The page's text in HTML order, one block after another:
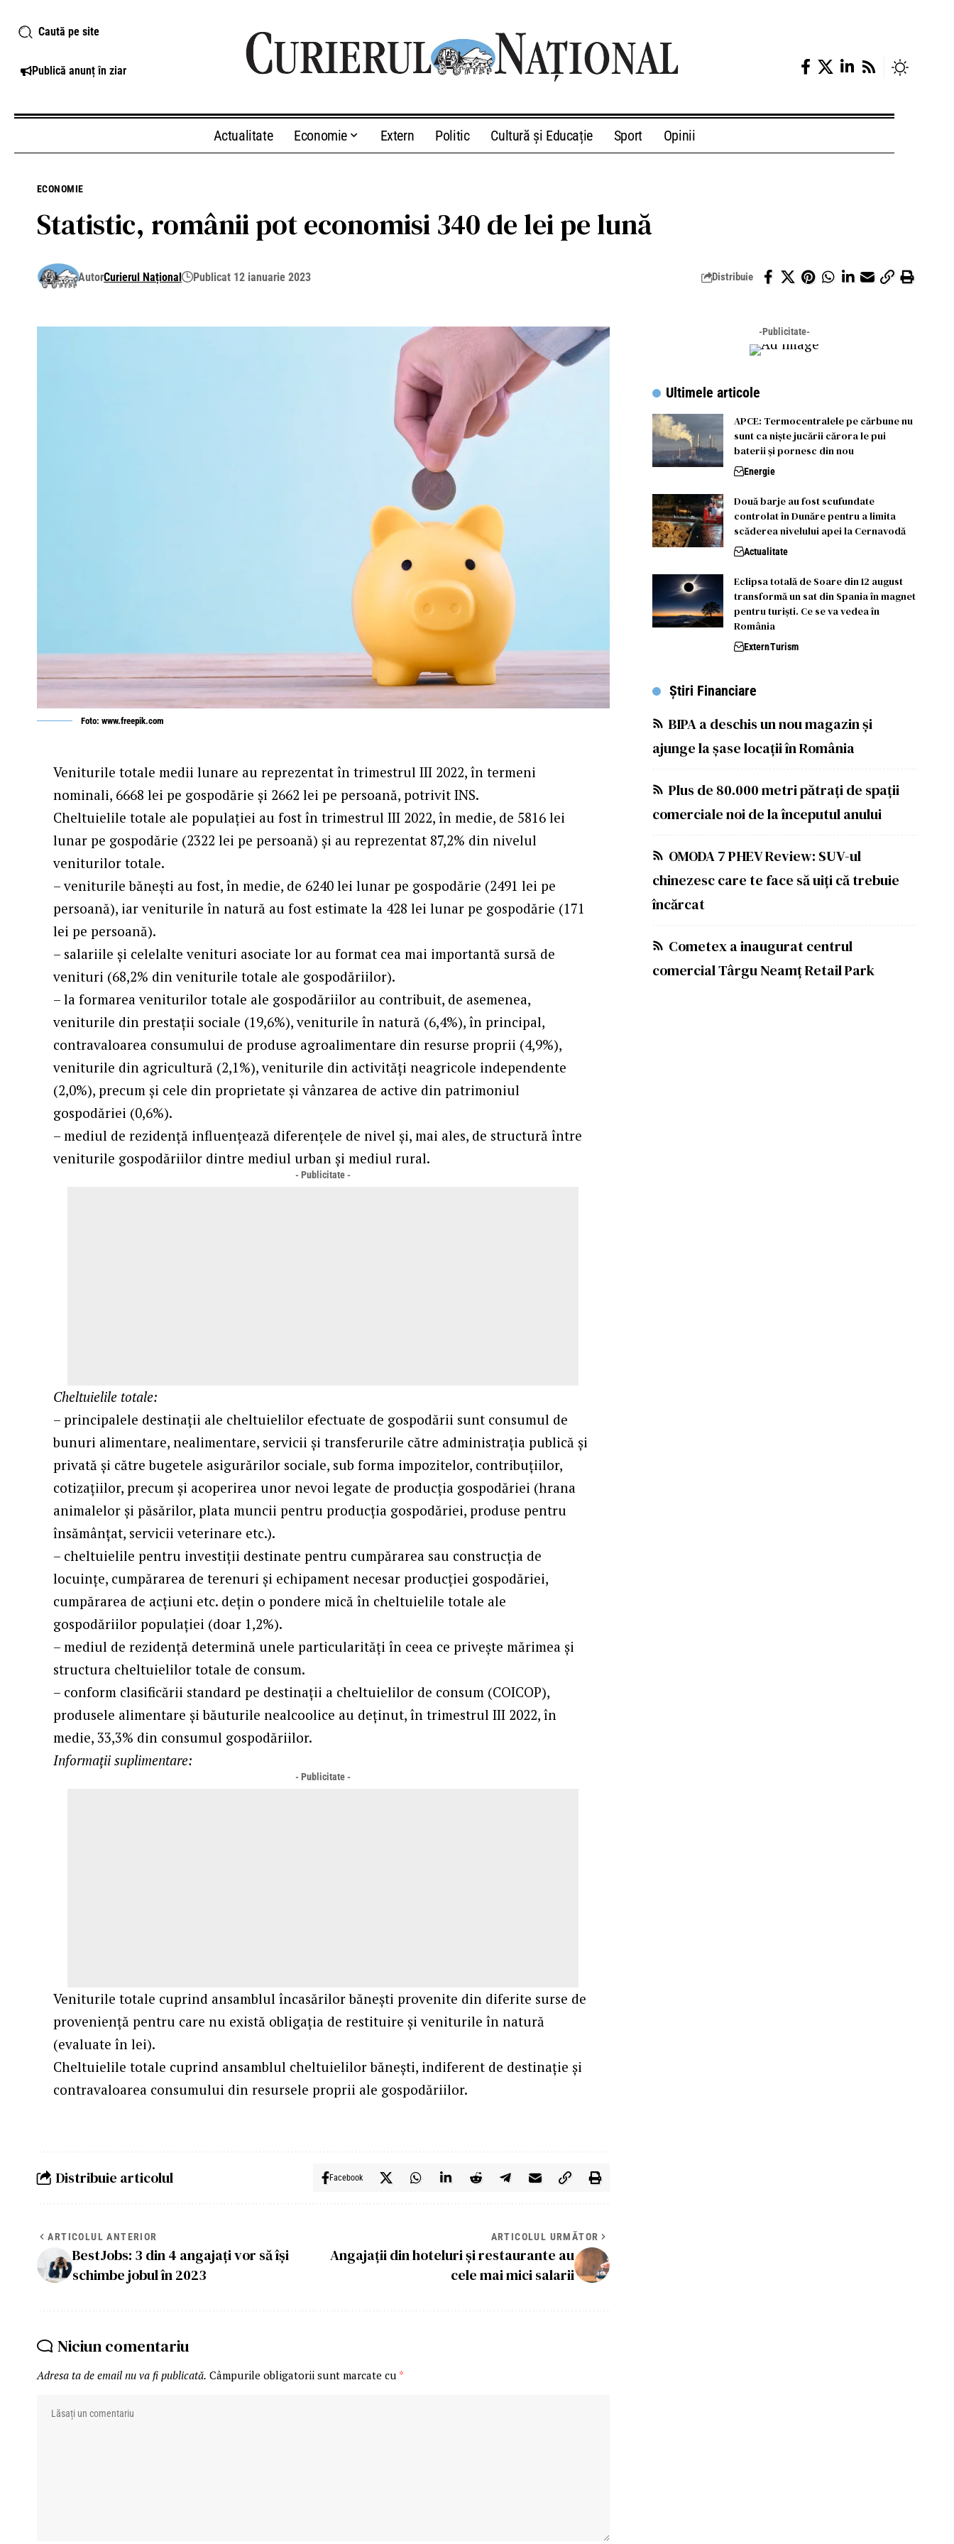
Caută pe site
Publică anunț în ziar
Actualitate Economie Extern Politic Cultură și Educație Sport Opinii
ECONOMIE
Statistic, românii pot economisi 340 de lei pe lună
AutorCurierul Național Publicat 12 ianuarie 2023 Distribuie
Foto: www.freepik.com
Veniturile totale medii lunare au reprezentat în trimestrul III 2022, în termeni
nominali, 6668 lei pe gospodărie şi 2662 lei pe persoană, potrivit INS.
Cheltuielile totale ale populaţiei au fost în trimestrul III 2022, în medie, de 5816 lei
lunar pe gospodărie (2322 lei pe persoană) şi au reprezentat 87,2% din nivelul
veniturilor totale.
– veniturile băneşti au fost, în medie, de 6240 lei lunar pe gospodărie (2491 lei pe
persoană), iar veniturile în natură au fost estimate la 428 lei lunar pe gospodărie (171
lei pe persoană).
– salariile şi celelalte venituri asociate lor au format cea mai importantă sursă de
venituri (68,2% din veniturile totale ale gospodăriilor).
– la formarea veniturilor totale ale gospodăriilor au contribuit, de asemenea,
veniturile din prestaţii sociale (19,6%), veniturile în natură (6,4%), în principal,
contravaloarea consumului de produse agroalimentare din resurse proprii (4,9%),
veniturile din agricultură (2,1%), veniturile din activităţi neagricole independente
(2,0%), precum şi cele din proprietate şi vânzarea de active din patrimoniul
gospodăriei (0,6%).
– mediul de rezidenţă influenţează diferenţele de nivel şi, mai ales, de structură între
veniturile gospodăriilor dintre mediul urban şi mediul rural.
- Publicitate -
Cheltuielile totale:
– principalele destinaţii ale cheltuielilor efectuate de gospodării sunt consumul de
bunuri alimentare, nealimentare, servicii şi transferurile către administraţia publică şi
privată şi către bugetele asigurărilor sociale, sub forma impozitelor, contribuţiilor,
cotizaţiilor, precum şi acoperirea unor nevoi legate de producţia gospodăriei (hrana
animalelor şi păsărilor, plata muncii pentru producţia gospodăriei, produse pentru
însămânţat, servicii veterinare etc.).
– cheltuielile pentru investiţii destinate pentru cumpărarea sau construcţia de
locuinţe, cumpărarea de terenuri şi echipament necesar producţiei gospodăriei,
cumpărarea de acţiuni etc. deţin o pondere mică în cheltuielile totale ale
gospodăriilor populaţiei (doar 1,2%).
– mediul de rezidenţă determină unele particularităţi în ceea ce priveşte mărimea şi
structura cheltuielilor totale de consum.
– conform clasificării standard pe destinaţii a cheltuielilor de consum (COICOP),
produsele alimentare şi băuturile nealcoolice au deţinut, în trimestrul III 2022, în
medie, 33,3% din consumul gospodăriilor.
Informaţii suplimentare:
- Publicitate -
Veniturile totale cuprind ansamblul încasărilor băneşti provenite din diferite surse de
provenienţă pentru care nu există obligaţia de restituire şi veniturile în natură
(evaluate în lei).
Cheltuielile totale cuprind ansamblul cheltuielilor băneşti, indiferent de destinaţie şi
contravaloarea consumului din resursele proprii ale gospodăriilor.
Distribuie articolul Facebook
ARTICOLUL ANTERIOR
BestJobs: 3 din 4 angajați vor să își
schimbe jobul în 2023
ARTICOLUL URMĂTOR
Angajații din hoteluri și restaurante au
cele mai mici salarii
Niciun comentariu
Adresa ta de email nu va fi publicată. Câmpurile obligatorii sunt marcate cu *
-Publicitate-
Ultimele articole
APCE: Termocentralele pe cărbune nu
sunt ca niște jucării cărora le pui
baterii și pornesc din nou
Energie
Două barje au fost scufundate
controlat în Dunăre pentru a limita
scăderea nivelului apei la Cernavodă
Actualitate
Eclipsa totală de Soare din 12 august
transformă un sat din Spania în magnet
pentru turiști. Ce se va vedea în
România
ExternTurism
Știri Financiare
BIPA a deschis un nou magazin și
ajunge la șase locații în România
Plus de 80.000 metri pătrați de spații
comerciale noi de la începutul anului
OMODA 7 PHEV Review: SUV-ul
chinezesc care te face să uiți că trebuie
încărcat
Cometex a inaugurat centrul
comercial Târgu Neamț Retail Park